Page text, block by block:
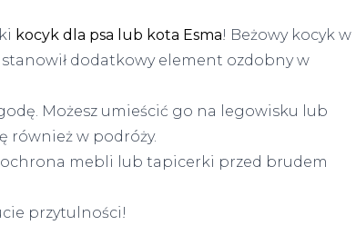
kocyk dla psa lub kota Esma! Beżowy kocyk w
dodatkowy element ozdobny w
Możesz umieścić go na legowisku lub
również w podróży.
mebli lub tapicerki przed brudem
przytulności!